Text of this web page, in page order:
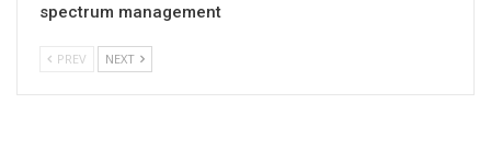
spectrum management
PREV NEXT